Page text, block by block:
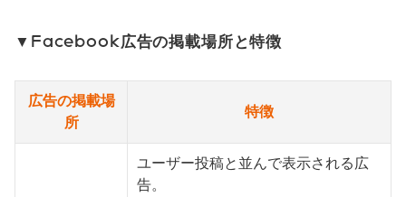
▼Facebook広告の掲載場所と特徴
広告の掲載場
所
特徴
ユーザー投稿と並んで表示される広
告。